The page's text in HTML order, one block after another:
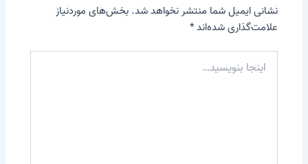
نشانی ایمیل شما منتشر نخواهد شد. بخش‌های موردنیاز
علامت‌گذاری شده‌اند*
اینجا
بنویسید…